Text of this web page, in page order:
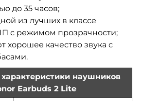
до 35 часов;
из лучших в классе
с режимом прозрачности;
хорошее качество звука с
характеристики наушников
Earbuds 2 Lite